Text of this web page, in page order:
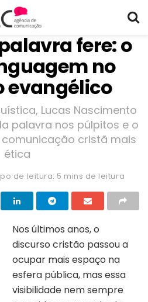
fere: o
no
evangélico
Lucas Nascimento
palavra nos púlpitos e o
cristã mais
ética
de leitura: 5 mins de leitura
Nos últimos anos, o
discurso cristão passou a
ocupar mais espaço na
esfera pública, mas essa
visibilidade nem sempre